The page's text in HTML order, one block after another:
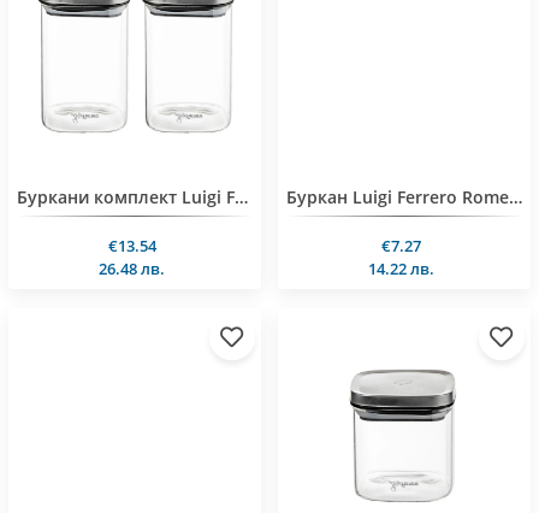
Буркани комплект Luigi Ferrero Rome FR-8212 1.2L 2 броя
€13.54
26.48 лв.
Буркан Luigi Ferrero Rome FR-8512 1200ml
€7.27
14.22 лв.